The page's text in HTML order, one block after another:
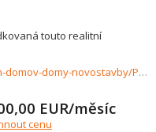
touto realitní
https://www.reality-zilina.com/prenajom-domov-domy-novostavby/Prenajom-luxusneho-rodinneho-domu-v-centre-Rajeckych-Teplic-650-m2-37520/?utm_source=areality&utm_medium=xml&utm_term=37520&utm_content=dom&utm_campaign=portaly
EUR/měsíc
cenu